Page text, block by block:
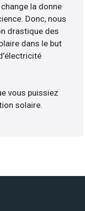
la donne
Donc, nous
drastique des
dans le but
vous puissiez
solaire.